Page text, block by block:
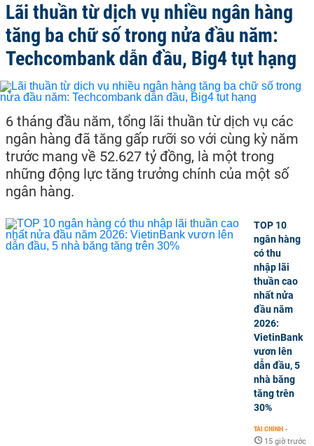
Lãi thuần từ dịch vụ nhiều ngân hàng
tăng ba chữ số trong nửa đầu năm:
Techcombank dẫn đầu, Big4 tụt hạng
6 tháng đầu năm, tổng lãi thuần từ dịch vụ các
ngân hàng đã tăng gấp rưỡi so với cùng kỳ năm
trước mang về 52.627 tỷ đồng, là một trong
những động lực tăng trưởng chính của một số
ngân hàng.
TOP 10
ngân hàng
có thu
nhập lãi
thuần cao
nhất nửa
đầu năm
2026:
VietinBank
vươn lên
dẫn đầu, 5
nhà băng
tăng trên
30%
TÀI CHÍNH -
15 giờ trước